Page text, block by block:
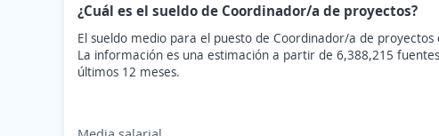
¿Cuál es el sueldo de Coordinador/a de proyectos?
El sueldo medio para el puesto de Coordinador/a de
La información es una estimación a partir de 6,388,215
últimos 12 meses.